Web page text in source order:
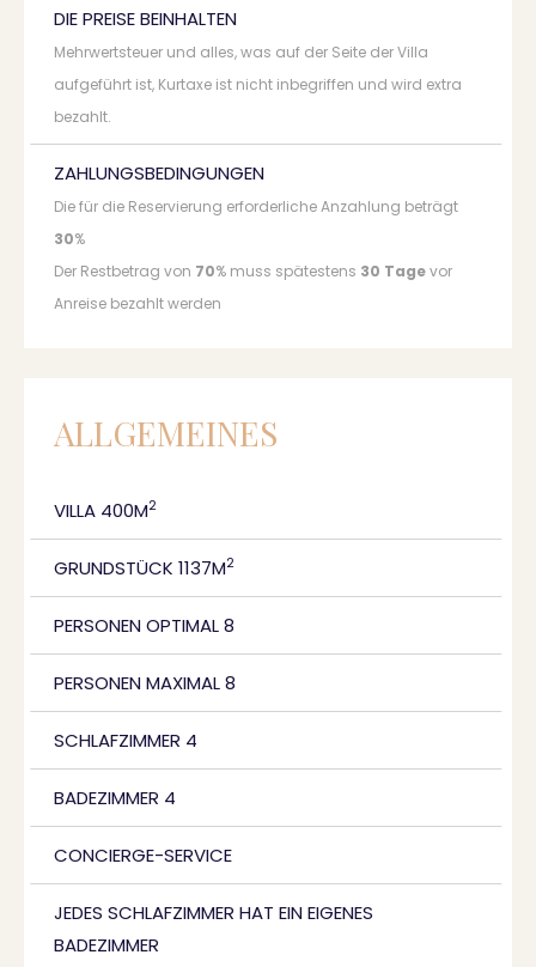
DIE PREISE BEINHALTEN
Mehrwertsteuer und alles, was auf der Seite der Villa
aufgeführt ist, Kurtaxe ist nicht inbegriffen und wird extra
bezahlt.
ZAHLUNGSBEDINGUNGEN
Die für die Reservierung erforderliche Anzahlung beträgt
30%
Der Restbetrag von 70% muss spätestens 30 Tagevor
Anreise bezahlt werden
ALLGEMEINES
VILLA 400M2
GRUNDSTÜCK 1137M2
PERSONEN OPTIMAL 8
PERSONEN MAXIMAL 8
SCHLAFZIMMER 4
BADEZIMMER 4
CONCIERGE-SERVICE
JEDES SCHLAFZIMMER HAT EIN EIGENES
BADEZIMMER